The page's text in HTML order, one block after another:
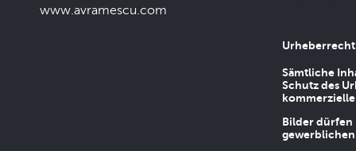
www.avramescu.com
Urheberrecht
Sämtliche
Schutz des
Bilder dürfen